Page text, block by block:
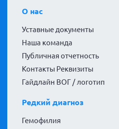
О нас
Уставные документы
Наша команда
Публичная отчетность
Контакты Реквизиты
Гайдлайн ВОГ / логотип
Редкий диагноз
Гемофилия